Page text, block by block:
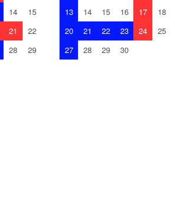
14
15
21
22
28
29
13
14 15 16 17 18
20
21 22 23 24 25
27
28 29 30